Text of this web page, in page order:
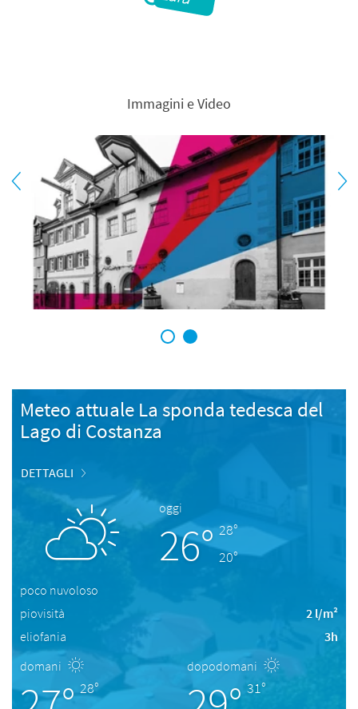
Immagini e Video
1 2
Meteo attuale La sponda tedesca del
Lago di Costanza
DETTAGLI
oggi
26° 28°
20°
poco nuvoloso
piovisità
2 l/m²
eliofania
3h
domani
28°
dopodomani
31°